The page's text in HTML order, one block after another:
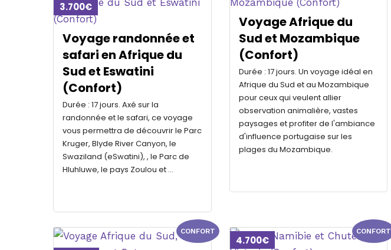
3.700€
Voyage randonnée et
safari en Afrique du
Sud et Eswatini
(Confort)
Durée : 17 jours. Axé sur la
randonnée et le safari, ce voyage
vous permettra de découvrir le Parc
Kruger, Blyde River Canyon, le
Swaziland (eSwatini), , le Parc de
Hluhluwe, le pays Zoulou et …
Voyage Afrique du
Sud et Mozambique
(Confort)
Durée : 17 jours. Un voyage idéal en
Afrique du Sud et au Mozambique
pour ceux qui veulent allier
observation animalière, vastes
paysages et profiter de l'ambiance
d'influence portugaise sur les
plages du Mozambique.
CONFORT CONFORT
4.700€